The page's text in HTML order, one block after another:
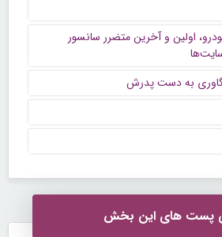
اولین و آخرین متضرر سانسور
پست های این بخش